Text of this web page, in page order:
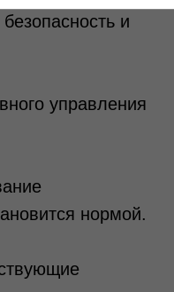
и
управления
нормой.